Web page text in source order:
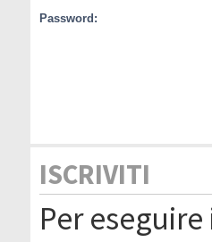
Password:
ISCRIVITI
Per